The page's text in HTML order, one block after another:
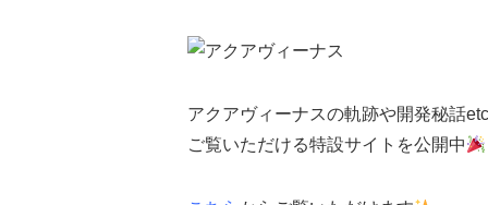
アクアヴィーナスの軌跡や開発秘話
ご覧いただける特設サイトを公開中